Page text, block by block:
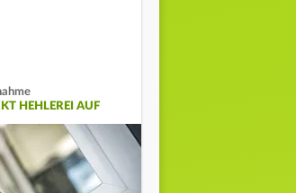
HEHLEREI AUF